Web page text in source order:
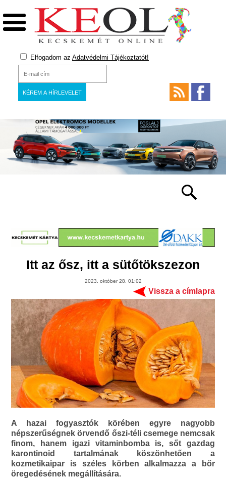
Elfogadom az Adatvédelmi Tájékoztatót!
Itt az ősz, itt a sütőtökszezon
2023. október 28. 01:02
Vissza a címlapra
A hazai fogyasztók körében egyre nagyobb
népszerűségnek örvendő őszi-téli csemege nemcsak
finom, hanem igazi vitaminbomba is, sőt gazdag
karontinoid tartalmának köszönhetően a
kozmetikaipar is széles körben alkalmazza a bőr
öregedésének megállítására.